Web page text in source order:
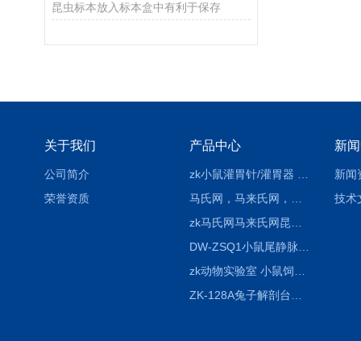
昆虫标本放入标本盒中有利于保存
关于我们
公司简介
荣誉资质
产品中心 新
新闻
技术